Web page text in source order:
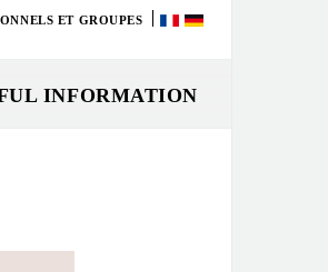
ET GROUPES
INFORMATION